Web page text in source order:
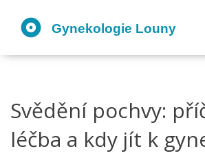
Svědění pochvy:
léčba a kdy jít k